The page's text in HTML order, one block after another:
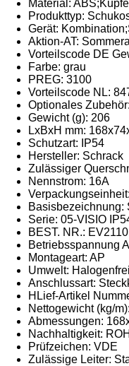
Material:
Produkttyp:
Gerät:
Aktion-AT:
Vorteilscode DE
Farbe: grau
PREG: 3100
Vorteilscode NL:
Optionales
Gewicht (g): 206
LxBxH mm:
Schutzart: IP54
Hersteller: Schrack
Zulässiger
Nennstrom: 16A
Basisbezeichnung:
Serie: 05-VISIO
BEST. NR.:
Betriebsspannung
Montageart: AP
Umwelt: Halogenfrei
Anschlussart:
HLief-Artikel
Nettogewicht (kg/
Abmessungen:
Nachhaltigkeit:
Prüfzeichen: VDE
Zulässige Leiter: